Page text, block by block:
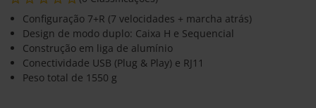
Configuração 7+R (7 velocidades + marcha atrás)
Design de modo duplo: Caixa H e Sequencial
Construção em liga de alumínio
Conectividade USB (Plug & Play) e RJ11
Peso total de 1550 g